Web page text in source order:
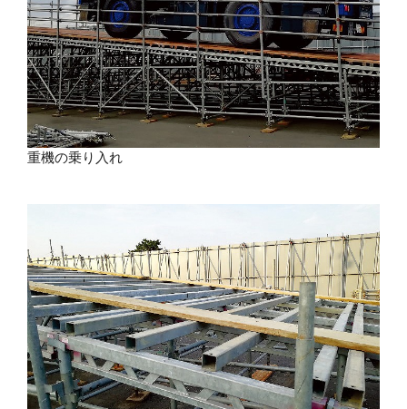
重機の乗り入れ